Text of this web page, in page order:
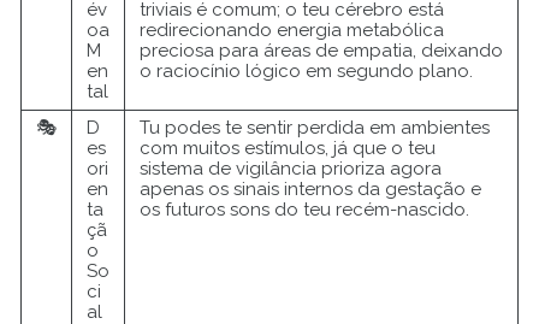
év
oa
M
en
tal
triviais é comum; o teu cérebro está
redirecionando energia metabólica
preciosa para áreas de empatia, deixando
o raciocínio lógico em segundo plano.
🎭
D
es
ori
en
ta
çã
o
So
ci
al
Tu podes te sentir perdida em ambientes
com muitos estímulos, já que o teu
sistema de vigilância prioriza agora
apenas os sinais internos da gestação e
os futuros sons do teu recém-nascido.